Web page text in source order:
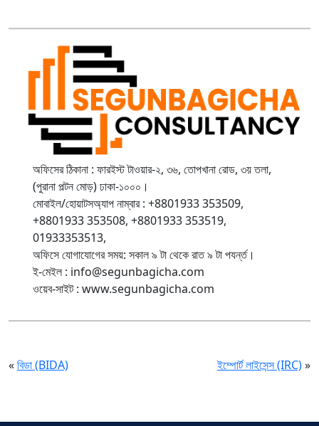
অফিসের ঠিকানা : ফারইস্ট টাওয়ার-২, ৩৬, তোপখানা রোড, ৩য় তলা,
(পুরানা পল্টন মোড়) ঢাকা-১০০০।
মোবাইল/হোয়াটসঅ্যাপ নাম্বার : +8801933 353509,
+8801933 353508, +8801933 353519,
01933353513,
অফিসে যোগাযোগের সময়: সকাল ৯ টা থেকে রাত ৯ টা পযর্ন্ত।
ই-মেইল : info@segunbagicha.com
ওয়েব-সাইট : www.segunbagicha.com
«বিডা (BIDA) ইম্পোর্ট লাইসেন্স (IRC)»